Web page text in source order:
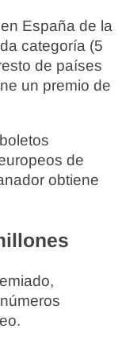
España de la
categoría (5
de países
un premio de
de
obtiene